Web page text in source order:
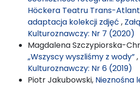
Höckera Teatru Trans-
adaptacja kolekcji zdjęć ,
Kulturoznawczy: Nr 7 (2020)
Magdalena Szczypiorska-
„Wszyscy wyszliśmy z wody”,
Kulturoznawczy: Nr 6 (2019)
Piotr Jakubowski, Nieznośna